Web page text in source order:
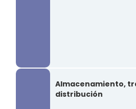
Almacenamiento,
distribución